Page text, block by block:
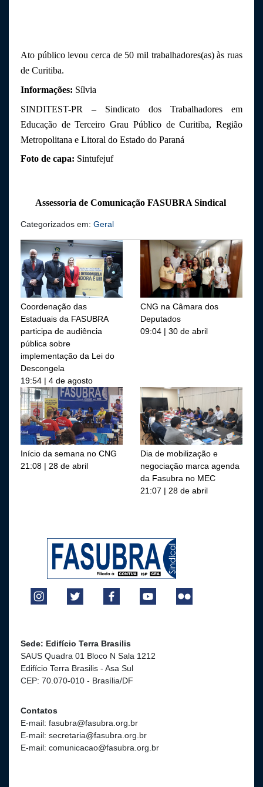
Ato público levou cerca de 50 mil trabalhadores(as) às ruas
de Curitiba.
Informações: Sílvia
SINDITEST-PR – Sindicato dos Trabalhadores em
Educação de Terceiro Grau Público de Curitiba, Região
Metropolitana e Litoral do Estado do Paraná
Foto de capa: Sintufejuf
Assessoria de Comunicação FASUBRA Sindical
Categorizados em: Geral
Coordenação das
Estaduais da FASUBRA
participa de audiência
pública sobre
implementação da Lei do
Descongela
19:54 | 4 de agosto
CNG na Câmara dos
Deputados
09:04 | 30 de abril
Início da semana no CNG
21:08 | 28 de abril
Dia de mobilização e
negociação marca agenda
da Fasubra no MEC
21:07 | 28 de abril
Sede: Edifício Terra Brasilis
SAUS Quadra 01 Bloco N Sala 1212
Edifício Terra Brasilis - Asa Sul
CEP: 70.070-010 - Brasília/DF
Contatos
E-mail: fasubra@fasubra.org.br
E-mail: secretaria@fasubra.org.br
E-mail: comunicacao@fasubra.org.br